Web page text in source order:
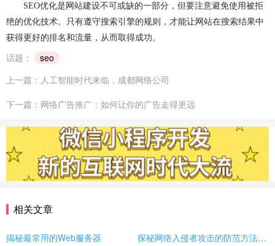
SEO优化是网站建设不可或缺的一部分，但要注意避免使用被拒
绝的优化技术。只有遵守搜索引擎的规则，才能让网站在搜索结果中
获得更好的排名和流量，从而取得成功。
话题：
seo
上一篇：人工智能时代来临，成都网络公司
下一篇：网络广告推广：如何让你的广告走得更远
相关文章
揭秘最常用的Web服务器 探秘网络入侵者攻击的防范方法有哪些？